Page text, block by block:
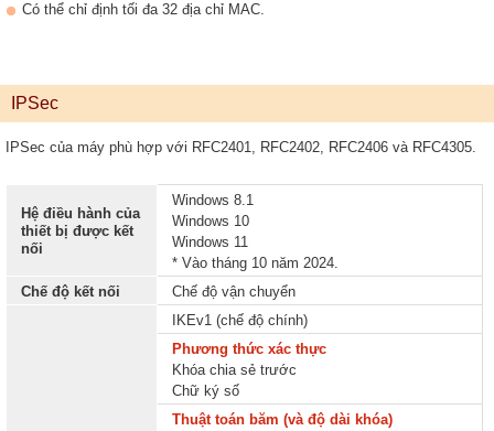
Có thể chỉ định tối đa 32 địa chỉ MAC.
IPSec
IPSec của máy phù hợp với RFC2401, RFC2402, RFC2406 và RFC4305.
Hệ điều hành của
thiết bị được kết
nối
Windows 8.1
Windows 10
Windows 11
* Vào tháng 10 năm 2024.
Chế độ kết nối
Chế độ vận chuyển
IKEv1 (chế độ chính)
Phương thức xác thực
Khóa chia sẻ trước
Chữ ký số
Thuật toán băm (và độ dài khóa)